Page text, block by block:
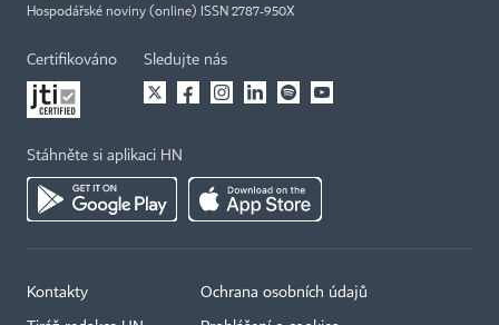
Hospodářské noviny (online) ISSN 2787-950X
Certifikováno Sledujte nás
Stáhněte si aplikaci HN
Kontakty Ochrana osobních údajů